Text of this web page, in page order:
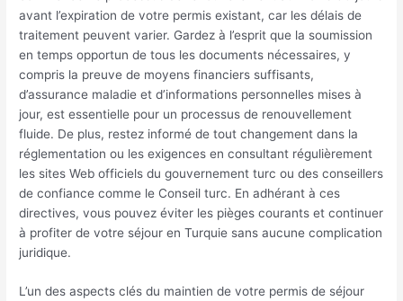
avant l’expiration de votre permis existant, car les délais de
traitement peuvent varier. Gardez à l’esprit que la soumission
en temps opportun de tous les documents nécessaires, y
compris la preuve de moyens financiers suffisants,
d’assurance maladie et d’informations personnelles mises à
jour, est essentielle pour un processus de renouvellement
fluide. De plus, restez informé de tout changement dans la
réglementation ou les exigences en consultant régulièrement
les sites Web officiels du gouvernement turc ou des conseillers
de confiance comme le Conseil turc. En adhérant à ces
directives, vous pouvez éviter les pièges courants et continuer
à profiter de votre séjour en Turquie sans aucune complication
juridique.
L’un des aspects clés du maintien de votre permis de séjour